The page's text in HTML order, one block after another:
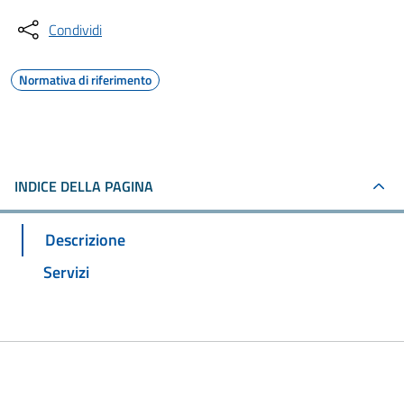
Condividi
Normativa di riferimento
INDICE DELLA PAGINA
Descrizione
Servizi